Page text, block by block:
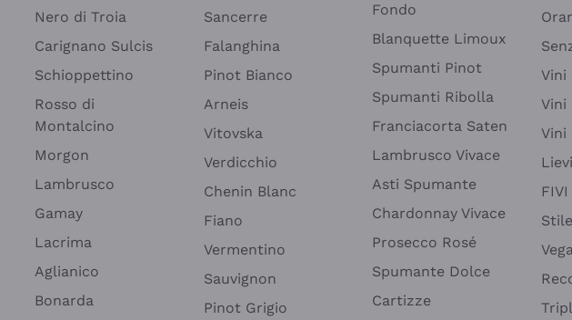
Nero di Troia
Carignano Sulcis
Schioppettino
Rosso di
Montalcino
Morgon
Lambrusco
Gamay
Lacrima
Aglianico
Bonarda
Sancerre
Falanghina
Pinot Bianco
Arneis
Vitovska
Verdicchio
Chenin Blanc
Fiano
Vermentino
Sauvignon
Pinot Grigio
Fondo
Blanquette Limoux
Spumanti Pinot
Spumanti Ribolla
Franciacorta Saten
Lambrusco Vivace
Asti Spumante
Chardonnay Vivace
Prosecco Rosé
Spumante Dolce
Cartizze
Vini
Vini
Vini
FIVI